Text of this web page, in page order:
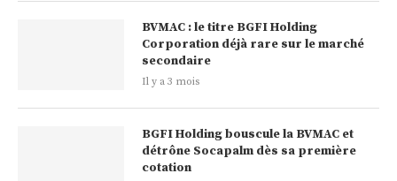
BVMAC : le titre BGFI Holding
Corporation déjà rare sur le marché
secondaire
Il y a 3 mois
BGFI Holding bouscule la BVMAC et
détrône Socapalm dès sa première
cotation